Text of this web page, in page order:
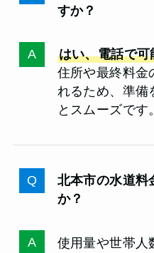
すか？
はい、電話で可
住所や最終料金
れるため、準備
とスムーズです。
北本市の水道料
か？
使用量や世帯人